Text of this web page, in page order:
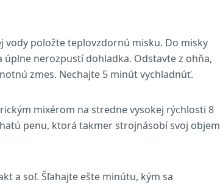
vody položte teplovzdornú misku. Do misky
nerozpustí dohladka. Odstavte z ohňa,
zmes. Nechajte 5 minút vychladnúť.
mixérom na stredne vysokej rýchlosti 8
penu, ktorá takmer strojnásobí svoj objem
a soľ. Šľahajte ešte minútu, kým sa